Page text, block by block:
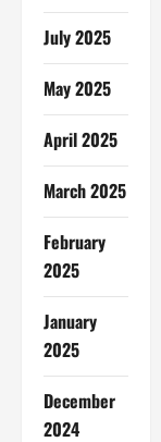
July 2025
May 2025
April 2025
March 2025
February
2025
January
2025
December
2024